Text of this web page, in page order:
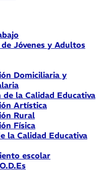
Jóvenes y Adultos
Domiciliaria y
de la Calidad Educativa
Artística
Rural
Física
la Calidad Educativa
escolar